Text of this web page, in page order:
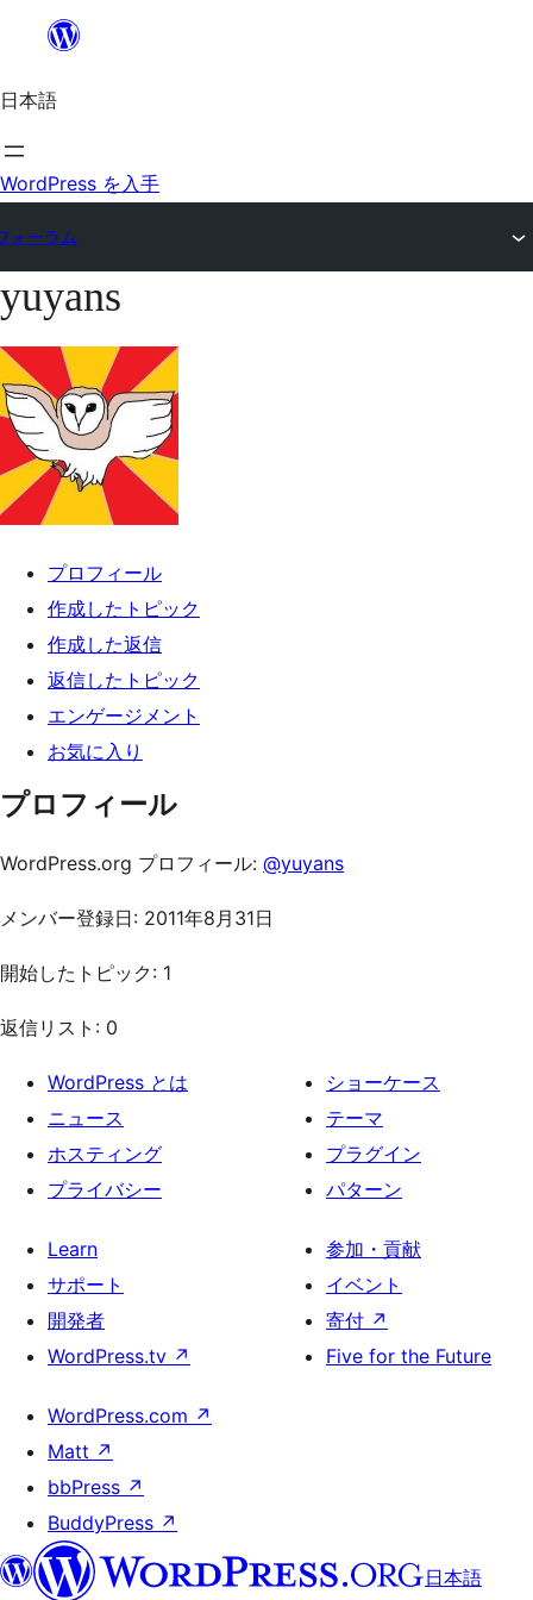
を
ス
キ
プ
日本語
WordPress を入手
ォーラム
コ
ン
テ
ン
ツ
へ
ス
yuyans
プロフィール
作成したトピック
作成した返信
返信したトピック
エンゲージメント
お気に入り
プロフィール
WordPress.org プロフィール: @yuyans
メンバー登録日: 2011年8月31日
開始したトピック: 1
返信リスト: 0
WordPress とは
ニュース
ホスティング
プライバシー
ショーケース
テーマ
プラグイン
パターン
Learn
サポート
開発者
WordPress.tv ↗
参加・貢献
イベント
寄付 ↗
Five for the Future
WordPress.com ↗
Matt ↗
bbPress ↗
BuddyPress ↗
日本語